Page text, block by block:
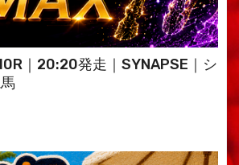
｜20:20発走｜SYNAPSE｜シ